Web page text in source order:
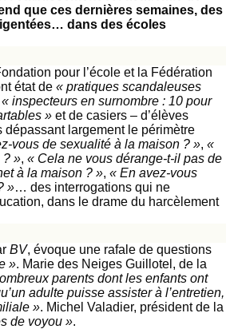
que ces dernières semaines, des
dans des écoles
pour l’école et la Fédération
état de « pratiques scandaleuses
« inspecteurs en surnombre : 10 pour
» et de casiers – d’élèves
largement le périmètre
vous de sexualité à la maison ? », «
? », « Cela ne vous dérange-t-il pas de
à la maison ? », « En avez-vous
»… des interrogations qui ne
dans le drame du harcèlement
BV, évoque une rafale de questions
». Marie des Neiges Guillotel, de la
parents dont les enfants ont
adulte puisse assister à l’entretien,
». Michel Valadier, président de la
de voyou ».